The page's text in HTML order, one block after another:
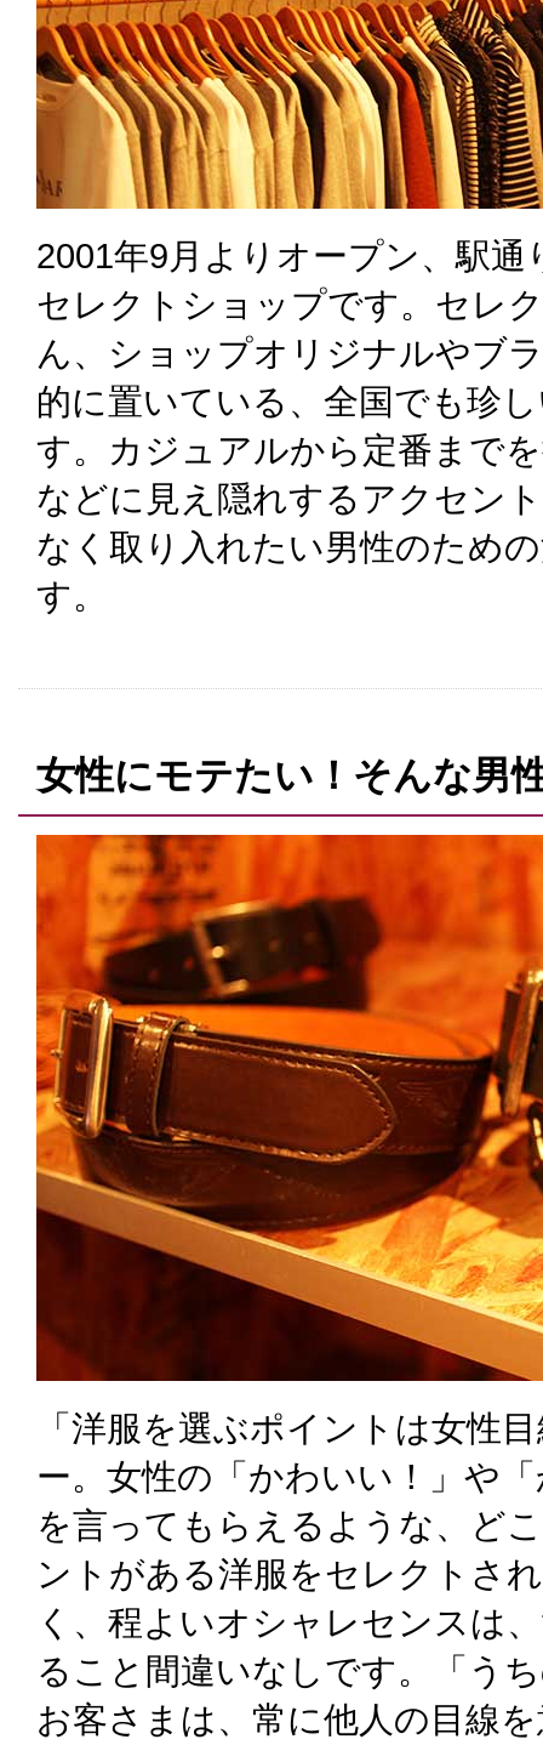
2001年9月よりオープン、駅
セレクトショップです。セレ
ん、ショップオリジナルやブ
的に置いている、全国でも珍
す。カジュアルから定番まで
などに見え隠れするアクセン
なく取り入れたい男性のため
す。
女性にモテたい！そんな男
「洋服を選ぶポイントは女性
ー。女性の「かわいい！」や
を言ってもらえるような、ど
ントがある洋服をセレクトさ
く、程よいオシャレセンスは
ること間違いなしです。「う
お客さまは、常に他人の目線